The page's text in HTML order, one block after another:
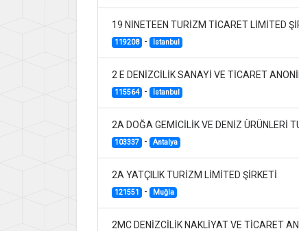
19 NİNETEEN TURİZM TİCARET LİMİTED
119208 - İstanbul
2 E DENİZCİLİK SANAYİ VE TİCARET
115564 - İstanbul
2A DOĞA GEMİCİLİK VE DENİZ ÜRÜNLERİ
103337 - Antalya
2A YATÇILIK TURİZM LİMİTED ŞİRKETİ
121551 - Muğla
2MC DENİZCİLİK NAKLİYAT VE TİCARET